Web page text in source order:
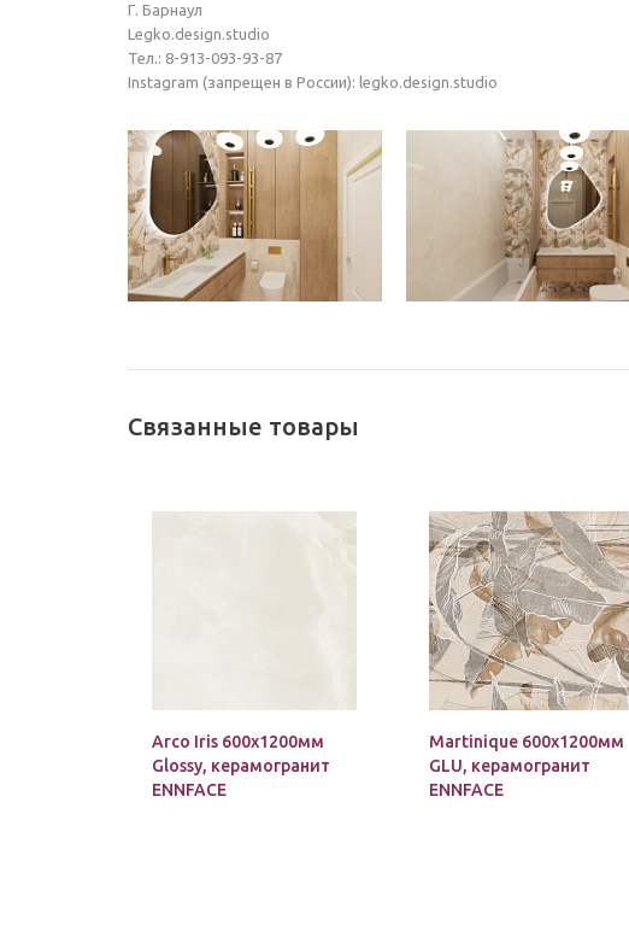
Г. Барнаул
Legko.design.studio
Тел.: 8-913-093-93-87
Instagram (запрещен в России): legko.design.studio
Связанные товары
Arco Iris 600х1200мм
Glossy, керамогранит
ENNFACE
Martinique 600х1200мм
GLU, керамогранит
ENNFACE